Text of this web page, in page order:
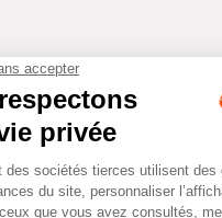
Tous droits réservés © Autobacs
Mentions légales RGPD